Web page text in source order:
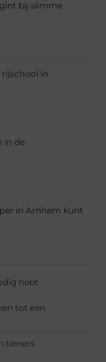
bij slimme
rijschool in
in de
in Arnhem kunt
hebt
tot een
tieners